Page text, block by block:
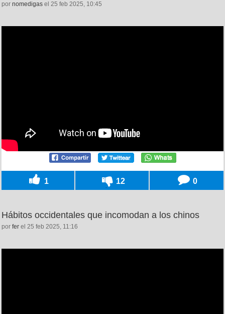
por nomedigas el 25 feb 2025, 10:45
1 12 0
Hábitos occidentales que incomodan a los chinos
por fer el 25 feb 2025, 11:16